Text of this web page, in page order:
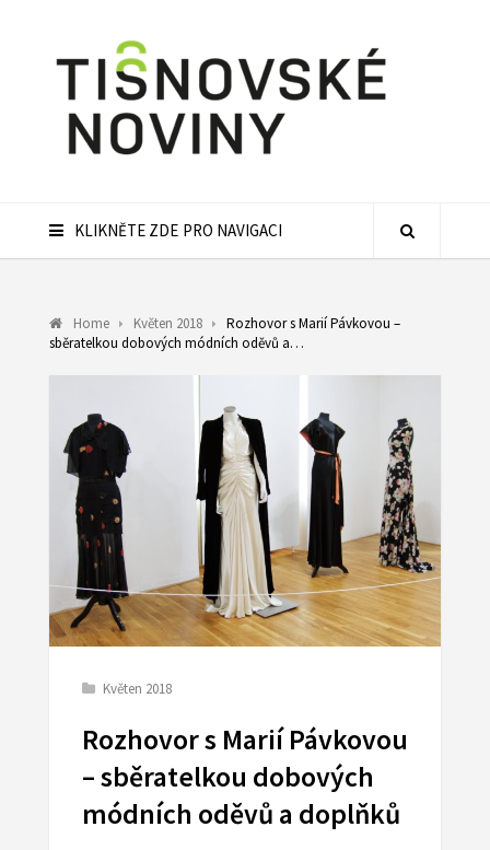
KLIKNĚTE ZDE PRO NAVIGACI
Home Květen 2018
Rozhovor s Marií Pávkovou –
sběratelkou dobových módních oděvů a…
Květen 2018
Rozhovor s Marií Pávkovou
– sběratelkou dobových
módních oděvů a doplňků